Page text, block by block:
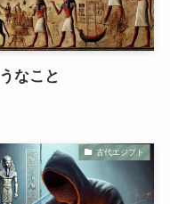
なこと
古代エジプト